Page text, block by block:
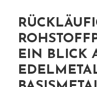
EIN BLICK